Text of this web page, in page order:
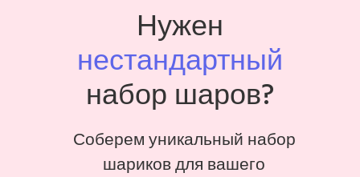
Нужен
нестандартный
набор шаров?
Соберем уникальный набор
шариков для вашего